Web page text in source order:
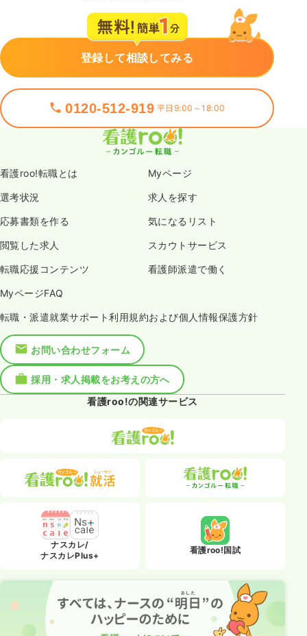
登録して相談してみる
0120-512-919 平日9:00～18:00
看護roo!転職とは Myページ
選考状況 求人を探す
応募書類を作る 気になるリスト
閲覧した求人 スカウトサービス
転職応援コンテンツ 看護師派遣で働く
MyページFAQ
転職・派遣就業サポート利用規約および個人情報保護方針
お問い合わせフォーム
採用・求人掲載をお考えの方へ
看護roo!の関連サービス
ナスカレ/
ナスカレPlus+
看護roo!国試